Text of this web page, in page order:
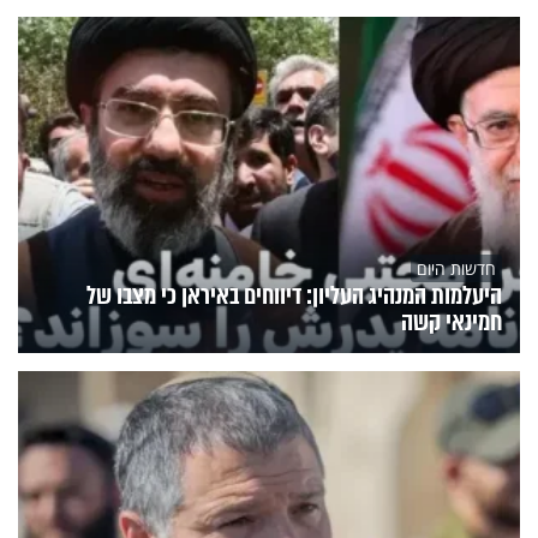
חדשות היום
היעלמות המנהיג העליון: דיווחים באיראן כי מצבו של
חמינאי קשה